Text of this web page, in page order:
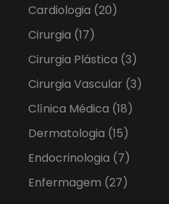
Cardiologia (20)
Cirurgia (17)
Cirurgia Plástica (3)
Cirurgia Vascular (3)
Clínica Médica (18)
Dermatologia (15)
Endocrinologia (7)
Enfermagem (27)